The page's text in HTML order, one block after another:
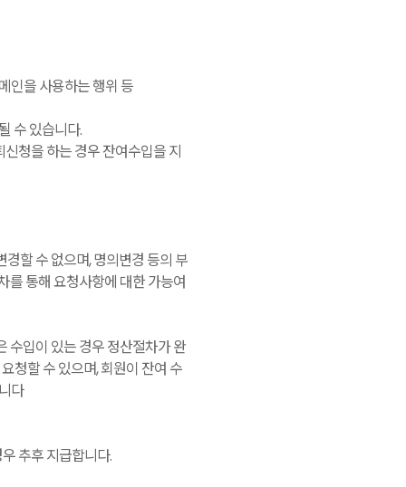
인을 사용하는 행위 등
수 있습니다.
청을 하는 경우 잔여수입을 지
할 수 없으며, 명의변경 등의 부
를 통해 요청사항에 대한 가능여
수입이 있는 경우 정산절차가 완
청할 수 있으며, 회원이 잔여 수
다
추후 지급합니다.